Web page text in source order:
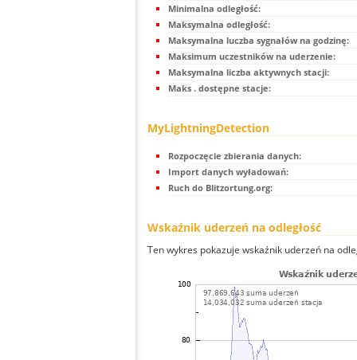
Minimalna odległość:
Maksymalna odległość:
Maksymalna luczba sygnałów na godzinę:
Maksimum uczestników na uderzenie:
Maksymalna liczba aktywnych stacji:
Maks . dostępne stacje:
MyLightningDetection
Rozpoczęcie zbierania danych:
Import danych wyładowań:
Ruch do Blitzortung.org:
Wskaźnik uderzeń na odległość
Ten wykres pokazuje wskaźnik uderzeń na